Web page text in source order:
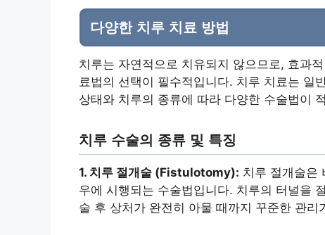
다양한 치루 치료 방법
치루는 자연적으로 치유되지 않으므로, 효과
료법의 선택이 필수적입니다. 치루 치료는 일
상태와 치루의 종류에 따라 다양한 수술법이
치루 수술의 종류 및 특징
1. 치루 절개술 (Fistulotomy): 치루 절개술은
우에 시행되는 수술법입니다. 치루의 터널을
술 후 상처가 완전히 아물 때까지 꾸준한 관리